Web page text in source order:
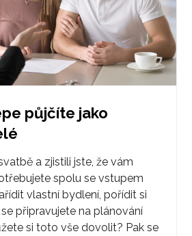
půjčíte jako
a zjistili jste, že vám
spolu se vstupem
vlastní bydlení, pořídit si
připravujete na plánování
si toto vše dovolit? Pak se